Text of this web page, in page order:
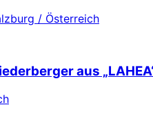
/ Österreich
aus